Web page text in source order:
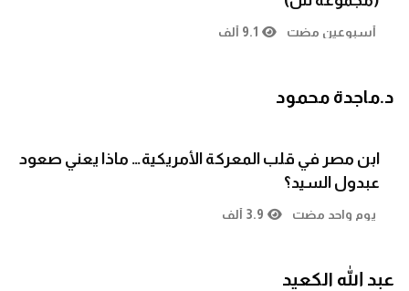
أسبوعين مضت 9.1 ألف
د.ماجدة محمود
ابن مصر في قلب المعركة الأمريكية… ماذا يعني صعود
عبدول السيد؟
يوم واحد مضت 3.9 ألف
عبد الله الكعيد